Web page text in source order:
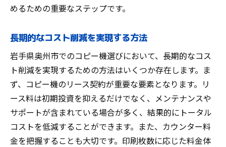
めるための重要なステップです。
長期的なコスト削減を実現する方法
岩手県奥州市でのコピー機選びにおいて、長期的なコス
ト削減を実現するための方法はいくつか存在します。ま
ず、コピー機のリース契約が重要な要素となります。リ
ース料は初期投資を抑えるだけでなく、メンテナンスや
サポートが含まれている場合が多く、結果的にトータル
コストを低減することができます。また、カウンター料
金を把握することも大切です。印刷枚数に応じた料金体